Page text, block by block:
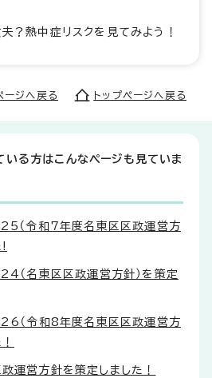
？熱中症リスクを見てみよう！
ージへ戻る トップページへ戻る
いる方はこんなページも見ていま
（令和7年度名東区区政運営方
!
（名東区区政運営方針）を策定
（令和8年度名東区区政運営方
運営方針を策定しました！